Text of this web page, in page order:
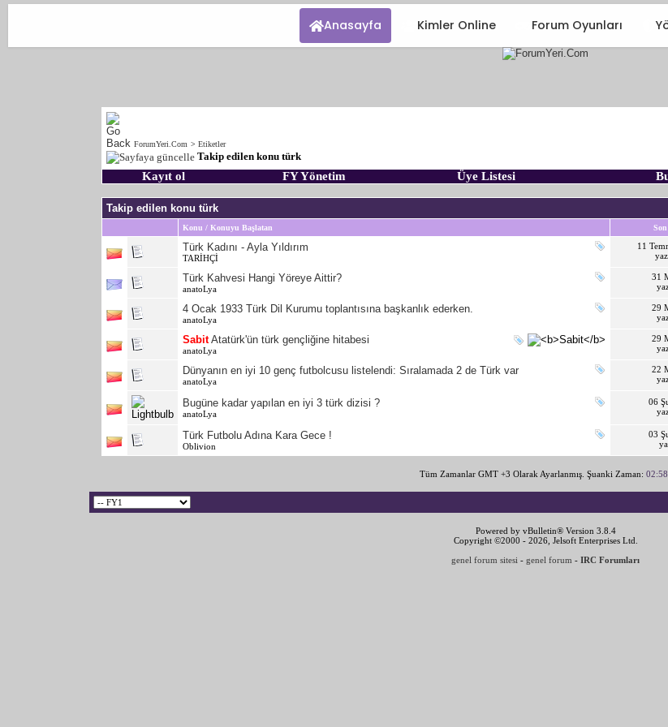
Anasayfa Kimler Online Forum Oyunları
ForumYeri.Com >Etiketler
Takip edilen konu türk
Kayıt ol FY Yönetim Üye Listesi
Takip edilen konu türk
Konu / Konuyu Başlatan
Türk Kadını - Ayla Yıldırım
TARİHÇİ
11
Türk Kahvesi Hangi Yöreye Aittir?
anatoLya
31
4 Ocak 1933 Türk Dil Kurumu toplantısına başkanlık ederken.
anatoLya
29
Sabit Atatürk'ün türk gençliğine hitabesi
anatoLya
29
Dünyanın en iyi 10 genç futbolcusu listelendi: Sıralamada 2 de Türk var
anatoLya
22
Bugüne kadar yapılan en iyi 3 türk dizisi ?
anatoLya
06
Türk Futbolu Adına Kara Gece !
Oblivion
03
Tüm Zamanlar GMT +3 Olarak Ayarlanmış. Şuanki Zaman:02:58
Powered by vBulletin® Version 3.8.4
Copyright ©2000 - 2026, Jelsoft Enterprises Ltd.
genel forum sitesi - genel forum - IRC Forumları